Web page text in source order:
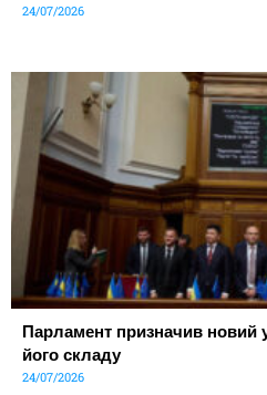
24/07/2026
Парламент призначив новий
його складу
24/07/2026